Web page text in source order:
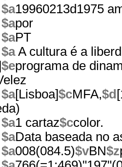
$a19960213d1975
$apor
$aPT
$aA cultura é a
$eprograma de
$a[Lisboa]$cMFA,$d
$a1 cartaz$ccolor.
$aData baseada no
$a008(084.5)$vBN$z